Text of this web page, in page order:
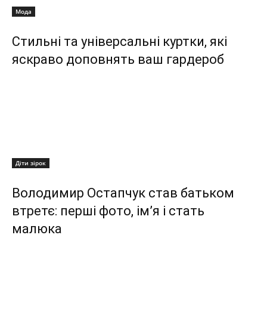
Мода
Стильні та універсальні куртки, які
яскраво доповнять ваш гардероб
Діти зірок
Володимир Остапчук став батьком
втретє: перші фото, ім’я і стать
малюка